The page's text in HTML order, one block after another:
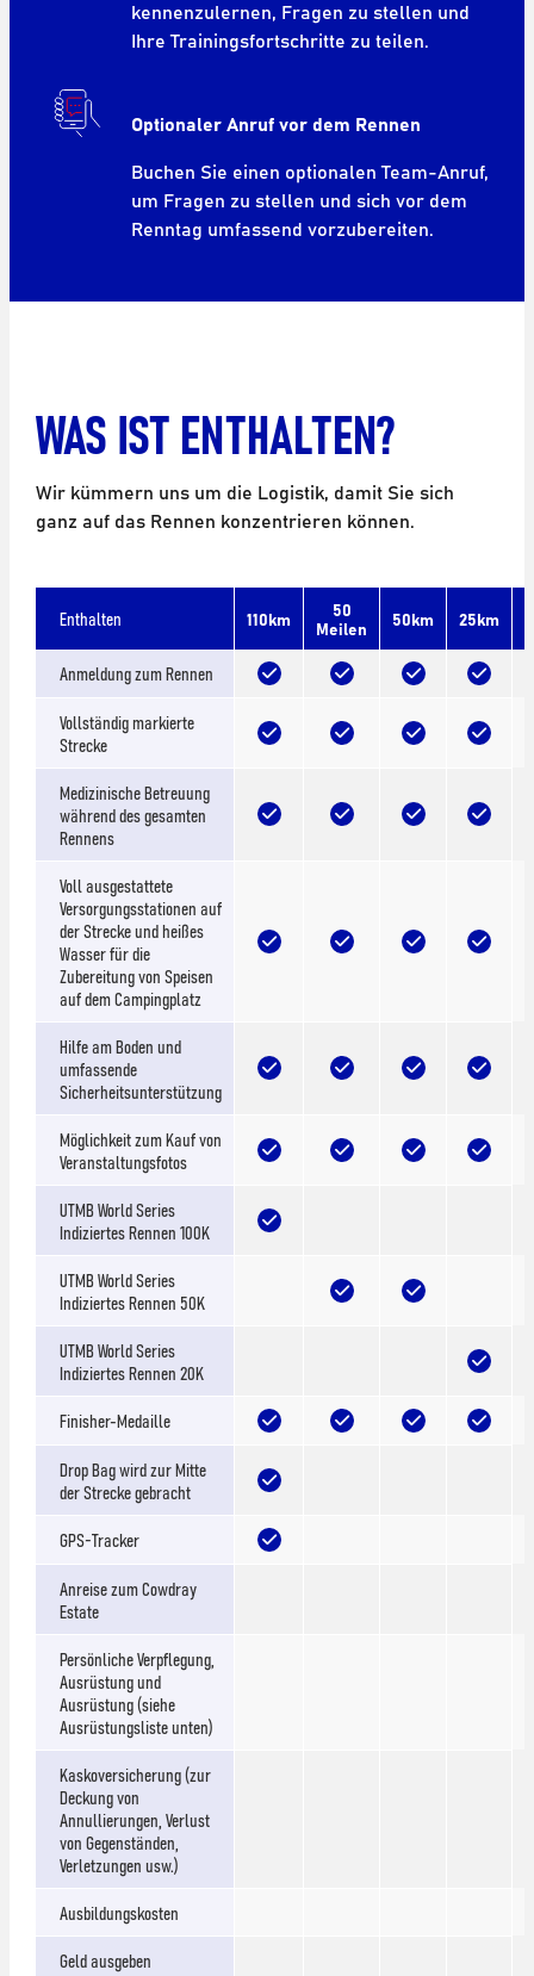
kennenzulernen, Fragen zu stellen und
Ihre Trainingsfortschritte zu teilen.
Optionaler Anruf vor dem Rennen
Buchen Sie einen optionalen Team-Anruf,
um Fragen zu stellen und sich vor dem
Renntag umfassend vorzubereiten.
WAS IST ENTHALTEN?
Wir kümmern uns um die Logistik, damit Sie sich
ganz auf das Rennen konzentrieren können.
Enthalten 110km
50
Meilen
50km 25km
Anmeldung zum Rennen
Vollständig markierte
Strecke
Medizinische Betreuung
während des gesamten
Rennens
Voll ausgestattete
Versorgungsstationen auf
der Strecke und heißes
Wasser für die
Zubereitung von Speisen
auf dem Campingplatz
Hilfe am Boden und
umfassende
Sicherheitsunterstützung
Möglichkeit zum Kauf von
Veranstaltungsfotos
UTMB World Series
Indiziertes Rennen 100K
UTMB World Series
Indiziertes Rennen 50K
UTMB World Series
Indiziertes Rennen 20K
Finisher-Medaille
Drop Bag wird zur Mitte
der Strecke gebracht
GPS-Tracker
Anreise zum Cowdray
Estate
Persönliche Verpflegung,
Ausrüstung und
Ausrüstung (siehe
Ausrüstungsliste unten)
Kaskoversicherung (zur
Deckung von
Annullierungen, Verlust
von Gegenständen,
Verletzungen usw.)
Ausbildungskosten
Geld ausgeben